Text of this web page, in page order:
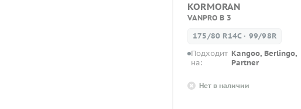
KORMORAN
VANPRO B 3
175/80 R14C · 99/98R
Подходит
на:
Kangoo, Berlingo,
Partner
Нет в наличии